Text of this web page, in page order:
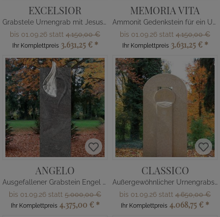
EXCELSIOR
Grabstele Urnengrab mit Jesus Figur
bis 01.09.26 statt 4.150,00 €
Ihr Komplettpreis 3.631,25 € *
MEMORIA VITA
Ammonit Gedenkstein für ein Urnengrab - Granit
bis 01.09.26 statt 4.150,00 €
Ihr Komplettpreis 3.631,25 € *
ANGELO
Ausgefallener Grabstein Engel Flügel
bis 01.09.26 statt 5.000,00 €
Ihr Komplettpreis 4.375,00 € *
CLASSICO
Außergewöhnlicher Urnengrabstein vom Bildhauer
bis 01.09.26 statt 4.650,00 €
Ihr Komplettpreis 4.068,75 € *